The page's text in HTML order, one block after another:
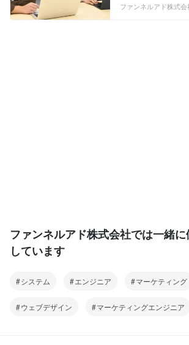
ヘルスケア分野を得
ファンネルアド株式会
ファンネルアド株式会社では一緒
しています
システム エンジニア マーケティング
ウェブデザイン マーケティングエンジニア